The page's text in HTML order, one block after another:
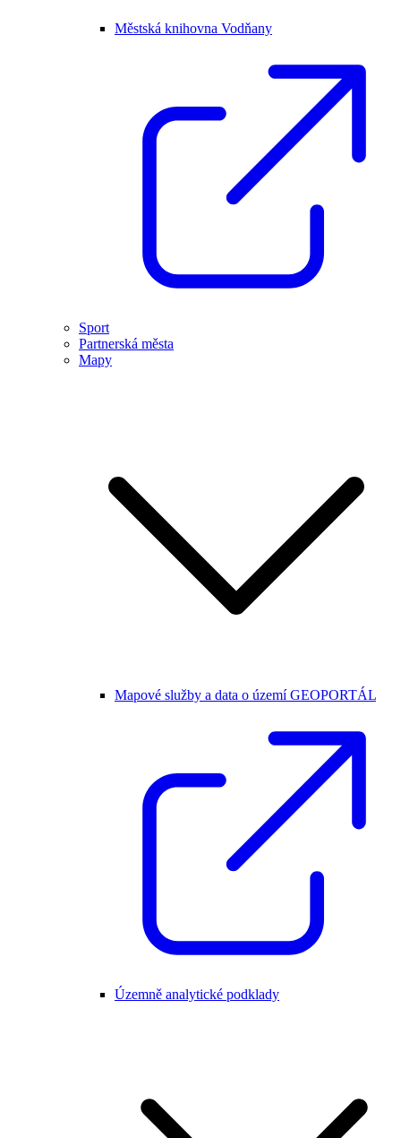
Městská knihovna Vodňany
Sport
Partnerská města
Mapy
Mapové služby a data o území GEOPORTÁL
Územně analytické podklady